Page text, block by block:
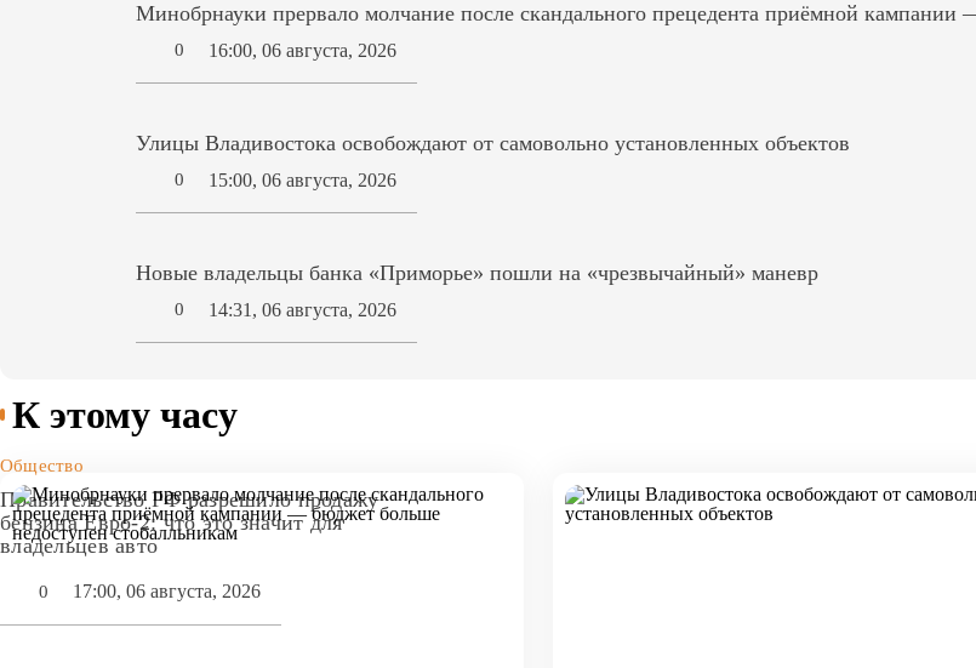
Минобрнауки прервало молчание после скандального прецедента приёмной
0 16:00, 06 августа, 2026
Улицы Владивостока освобождают от самовольно установленных объектов
0 15:00, 06 августа, 2026
Новые владельцы банка «Приморье» пошли на «чрезвычайный» маневр
0 14:31, 06 августа, 2026
К этому часу
Общество
Правительство РФ разрешило продажу
бензина Евро-2: что это значит для
владельцев авто
0 17:00, 06 августа, 2026